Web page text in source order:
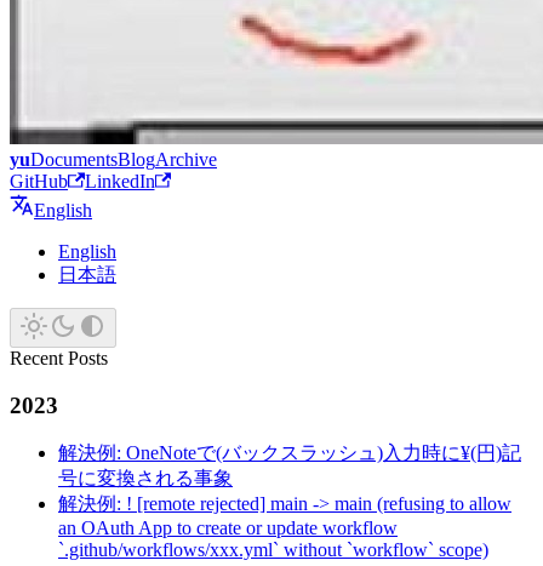
yuDocumentsBlogArchive
GitHub
LinkedIn
English
English
日本語
Recent Posts
2023
解決例: OneNoteで(バックスラッシュ)入力時に¥(円)記
号に変換される事象
解決例: ! [remote rejected] main -> main (refusing to allow
an OAuth App to create or update workflow
`.github/workflows/xxx.yml` without `workflow` scope)